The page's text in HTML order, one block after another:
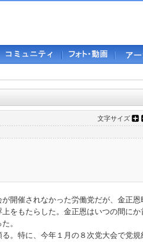
文字サイズ
開催されなかった労働党だが、金正恩
をもたらした。金正恩はいつの間にか
。
。特に、今年１月の８次党大会で党規